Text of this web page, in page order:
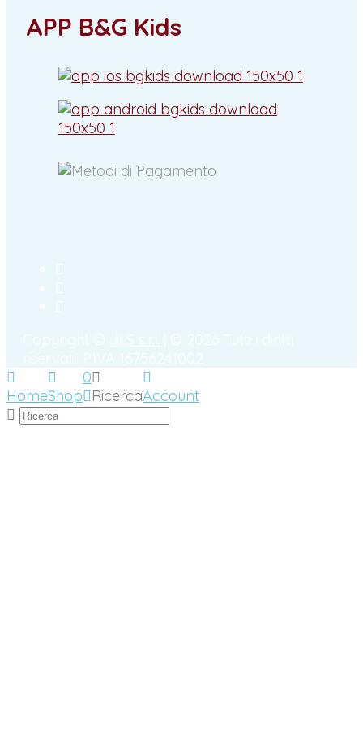
APP B&G Kids
HomeShop
0
RicercaAccount